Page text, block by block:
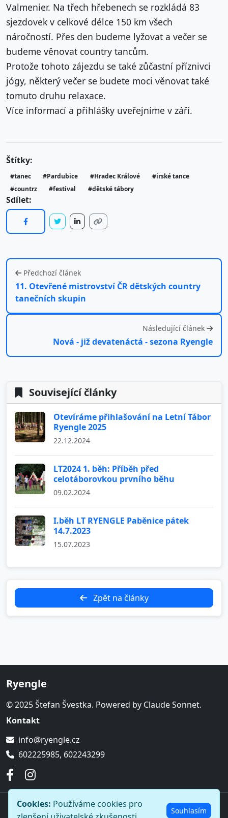
Valmenier. Na třech hřebenech se rozkládá 83
sjezdovek v celkové délce 150 km všech
náročností. Přes den budeme lyžovat a večer se
budeme věnovat country tancům.
Protože tohoto zájezdu se také zůčastní příznivci
jógy, některý večer se budete moci věnovat také
tomuto druhu relaxace.
Více informací a přihlášky uveřejníme v září.
Štítky:
#tanec #Pardubice #Hradec Králové
#irské tance
#countrz
#festival #dětské tábory
Sdílet:
Předchozí článek
11. Otevřené mistrovství ČR dětských country
tanečních skupin
Následující článek
Nová - již devatenáctá - sezona Ryengle
Související články
Otevíráme přihlašování na Letní Tábor
Ryengle 2025
22.12.2024
LT2024 1. běh: Příběh před
celotáborovkou prvního běhu
09.02.2024
I.běh LT RYENGLE Paběnice pátek
14.7.2023
15.07.2023
Zpět na články
Ryengle
© 2025 Štefan Švestka. Powered by Claude Sonnet.
Kontakt
info@ryengle.cz
602225985, 602243299
© 2026 Ryengle. Všechna práva vyhrazena.
Cookies: Používáme cookies pro
Souhlasím